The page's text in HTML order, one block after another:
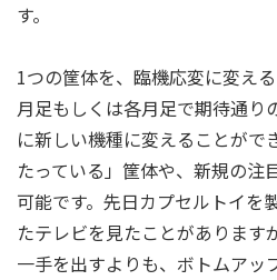
す。
1つの筐体を、臨機応変に変え
月足もしくは各月足で期待通り
に新しい機種に変えることがで
たっている」筐体や、新規の注
可能です。先日カプセルトイを
たテレビを見たことがあります
一手を出すよりも、ボトムアッ